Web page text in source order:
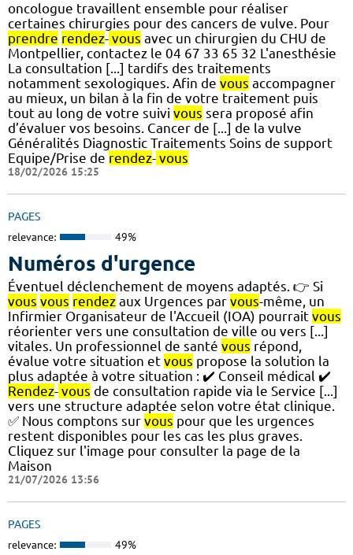
oncologue travaillent ensemble pour réaliser
certaines chirurgies pour des cancers de vulve. Pour
prendre rendez- vous avec un chirurgien du CHU de
Montpellier, contactez le 04 67 33 65 32 L'anesthésie
La consultation [...] tardifs des traitements
notamment sexologiques. Afin de vous accompagner
au mieux, un bilan à la fin de votre traitement puis
tout au long de votre suivi vous sera proposé afin
d’évaluer vos besoins. Cancer de [...] de la vulve
Généralités Diagnostic Traitements Soins de support
Equipe/Prise de rendez- vous
18/02/2026 15:25
PAGES
relevance: 49%
Numéros d'urgence
Éventuel déclenchement de moyens adaptés. 👉 Si
vous vous rendez aux Urgences par vous-même, un
Infirmier Organisateur de l'Accueil (IOA) pourrait vous
réorienter vers une consultation de ville ou vers [...]
vitales. Un professionnel de santé vous répond,
évalue votre situation et vous propose la solution la
plus adaptée à votre situation : ✔️ Conseil médical ✔️
Rendez- vous de consultation rapide via le Service [...]
vers une structure adaptée selon votre état clinique.
✅ Nous comptons sur vous pour que les urgences
restent disponibles pour les cas les plus graves.
Cliquez sur l'image pour consulter la page de la
Maison
21/07/2026 13:56
PAGES
relevance: 49%